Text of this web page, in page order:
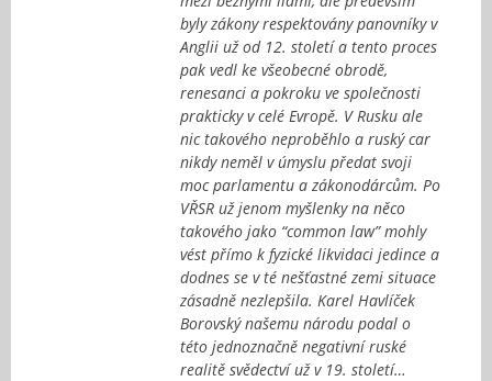
byly zákony respektovány panovníky v
Anglii už od 12. století a tento proces
pak vedl ke všeobecné obrodě,
renesanci a pokroku ve společnosti
prakticky v celé Evropě. V Rusku ale
nic takového neproběhlo a ruský car
nikdy neměl v úmyslu předat svoji
moc parlamentu a zákonodárcům. Po
VŘSR už jenom myšlenky na něco
takového jako “common law” mohly
vést přímo k fyzické likvidaci jedince a
dodnes se v té nešťastné zemi situace
zásadně nezlepšila. Karel Havlíček
Borovský našemu národu podal o
této jednoznačně negativní ruské
realitě svědectví už v 19. století…